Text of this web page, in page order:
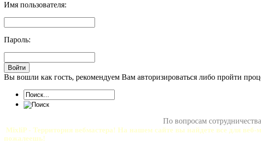
Имя пользователя:
Пароль:
Вы вошли как гость, рекомендуем Вам авторизироваться либо пройти
По вопросам
MixliP - Территория вебмастера! На нашем сайте вы найдете все для
пожалеешь!